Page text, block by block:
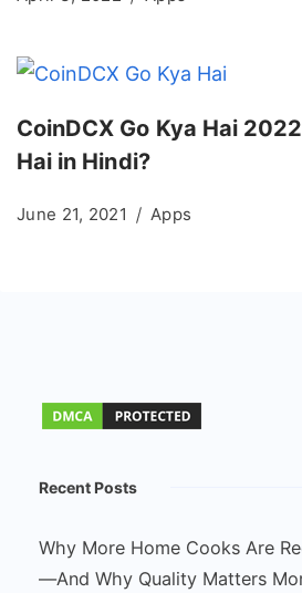
CoinDCX Go Kya Hai
Hai in Hindi?
June 21, 2021 Apps
Recent Posts
Why More Home Cooks Are
—And Why Quality Matters